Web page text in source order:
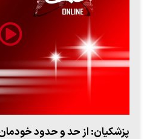
پزشکیان: از حد و حدود خودمان